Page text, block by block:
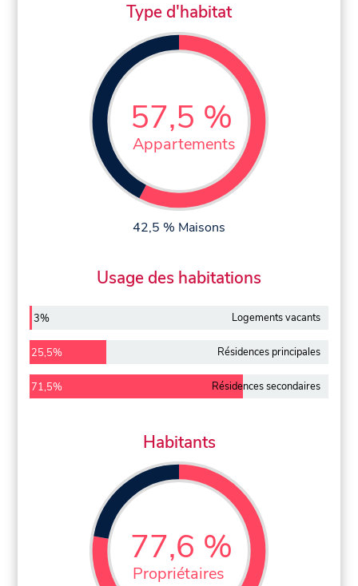
Type d'habitat
57,5 %
Appartements
42,5 % Maisons
Usage des habitations
3% Logements vacants
25,5% Résidences principales
71,5% Résidences secondaires
Habitants
77,6 %
Propriétaires